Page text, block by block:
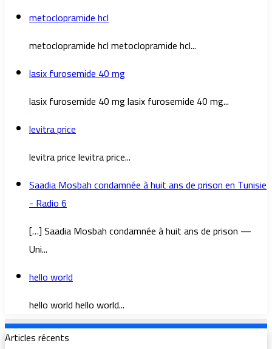
metoclopramide hcl
metoclopramide hcl metoclopramide hcl...
lasix furosemide 40 mg
lasix furosemide 40 mg lasix furosemide 40 mg...
levitra price
levitra price levitra price...
Saadia Mosbah condamnée à huit ans de prison en Tunisie
- Radio 6
[…] Saadia Mosbah condamnée à huit ans de prison —
Uni...
hello world
hello world hello world...
Articles récents